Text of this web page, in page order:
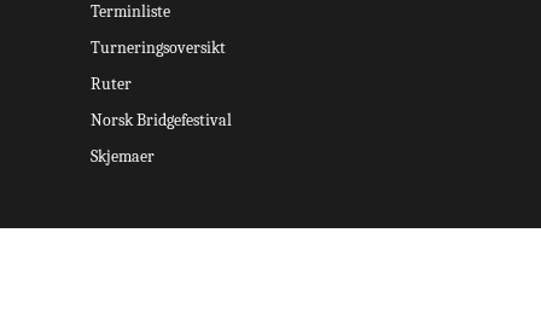
Terminliste
Turneringsoversikt
Ruter
Norsk Bridgefestival
Skjemaer